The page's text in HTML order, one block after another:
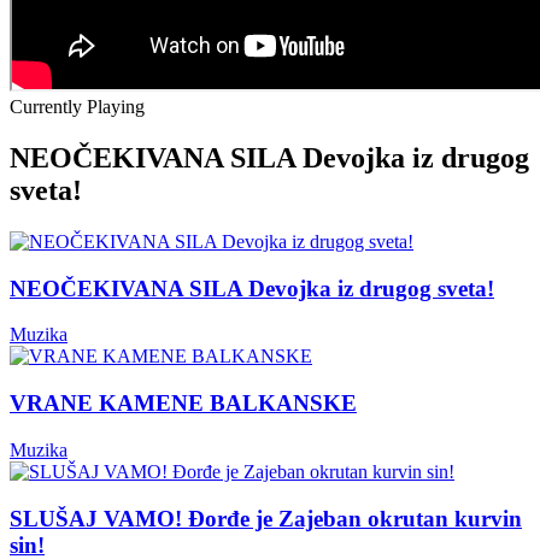
Currently Playing
NEOČEKIVANA SILA Devojka iz drugog
sveta!
NEOČEKIVANA SILA Devojka iz drugog sveta!
Muzika
VRANE KAMENE BALKANSKE
Muzika
SLUŠAJ VAMO! Đorđe je Zajeban okrutan kurvin
sin!